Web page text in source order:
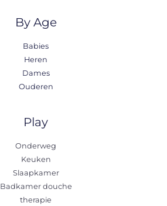
By Age
Babies
Heren
Dames
Ouderen
Play
Onderweg
Keuken
Slaapkamer
Badkamer douche
therapie